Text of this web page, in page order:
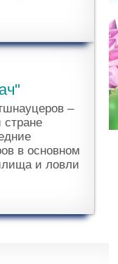
–
стране
в основном
и ловли